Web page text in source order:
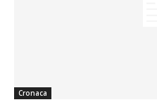
Cronaca